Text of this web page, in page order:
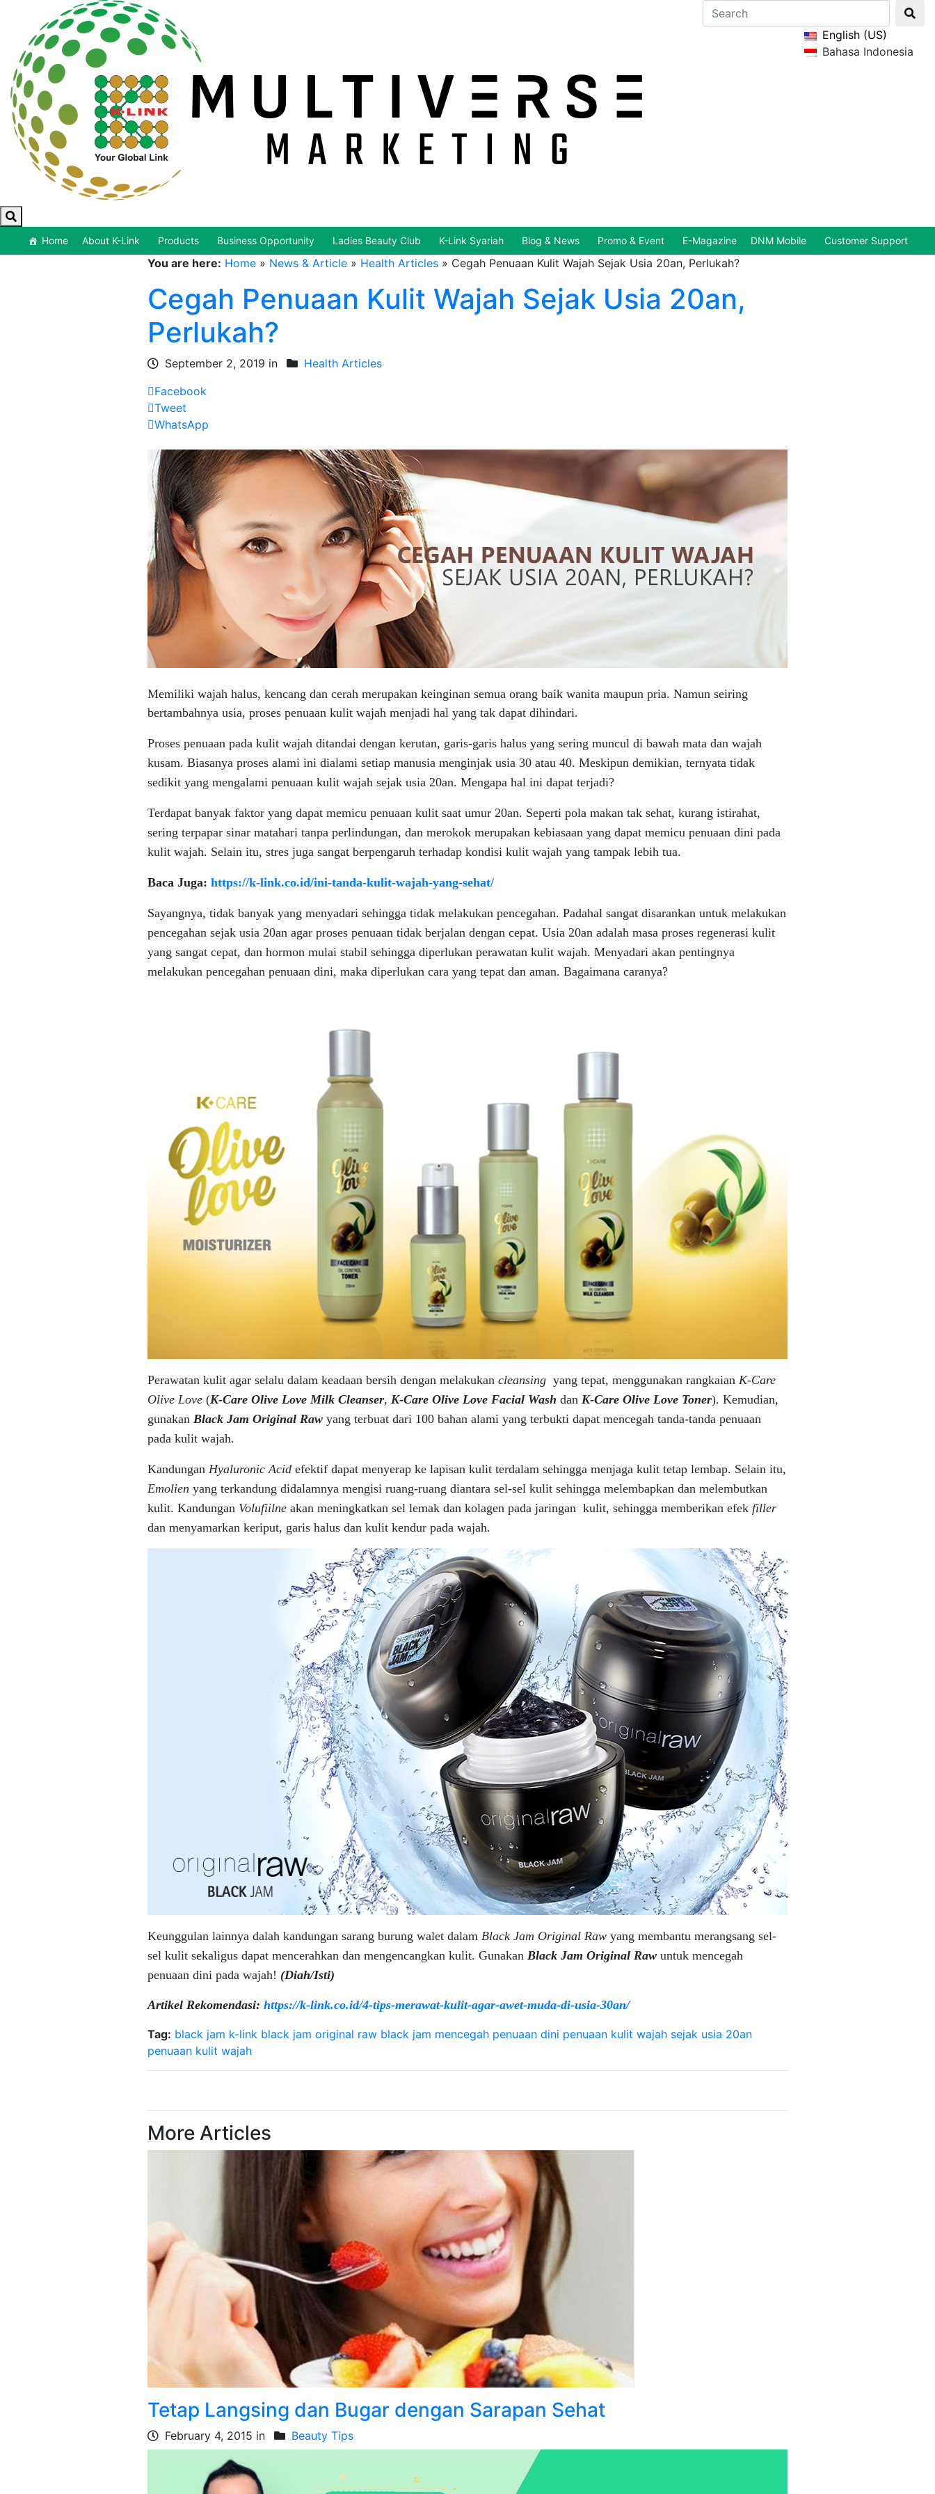
English (US)
Bahasa Indonesia
Home About K-Link Products Business Opportunity Ladies Beauty Club K-Link Syariah Blog & News Promo & Event E-Magazine DNM Mobile Customer Support
You are here: Home » News & Article » Health Articles » Cegah Penuaan Kulit Wajah Sejak Usia 20an, Perlukah?
Cegah Penuaan Kulit Wajah Sejak Usia 20an,
Perlukah?
September 2, 2019 in
Health Articles
Facebook
Tweet
WhatsApp
Memiliki wajah halus, kencang dan cerah merupakan keinginan semua orang baik wanita maupun pria. Namun seiring
bertambahnya usia, proses penuaan kulit wajah menjadi hal yang tak dapat dihindari.
Proses penuaan pada kulit wajah ditandai dengan kerutan, garis-garis halus yang sering muncul di bawah mata dan wajah
kusam. Biasanya proses alami ini dialami setiap manusia menginjak usia 30 atau 40. Meskipun demikian, ternyata tidak
sedikit yang mengalami penuaan kulit wajah sejak usia 20an. Mengapa hal ini dapat terjadi?
Terdapat banyak faktor yang dapat memicu penuaan kulit saat umur 20an. Seperti pola makan tak sehat, kurang istirahat,
sering terpapar sinar matahari tanpa perlindungan, dan merokok merupakan kebiasaan yang dapat memicu penuaan dini pada
kulit wajah. Selain itu, stres juga sangat berpengaruh terhadap kondisi kulit wajah yang tampak lebih tua.
Baca Juga: https://k-link.co.id/ini-tanda-kulit-wajah-yang-sehat/
Sayangnya, tidak banyak yang menyadari sehingga tidak melakukan pencegahan. Padahal sangat disarankan untuk melakukan
pencegahan sejak usia 20an agar proses penuaan tidak berjalan dengan cepat. Usia 20an adalah masa proses regenerasi kulit
yang sangat cepat, dan hormon mulai stabil sehingga diperlukan perawatan kulit wajah. Menyadari akan pentingnya
melakukan pencegahan penuaan dini, maka diperlukan cara yang tepat dan aman. Bagaimana caranya?
Perawatan kulit agar selalu dalam keadaan bersih dengan melakukan cleansing yang tepat, menggunakan rangkaian K-Care
Olive Love (K-Care Olive Love Milk Cleanser, K-Care Olive Love Facial Wash dan K-Care Olive Love Toner). Kemudian,
gunakan Black Jam Original Raw yang terbuat dari 100 bahan alami yang terbukti dapat mencegah tanda-tanda penuaan
pada kulit wajah.
Kandungan Hyaluronic Acid efektif dapat menyerap ke lapisan kulit terdalam sehingga menjaga kulit tetap lembap. Selain itu,
Emolien yang terkandung didalamnya mengisi ruang-ruang diantara sel-sel kulit sehingga melembapkan dan melembutkan
kulit. Kandungan Volufiilne akan meningkatkan sel lemak dan kolagen pada jaringan kulit, sehingga memberikan efek filler
dan menyamarkan keriput, garis halus dan kulit kendur pada wajah.
Keunggulan lainnya dalah kandungan sarang burung walet dalam Black Jam Original Raw yang membantu merangsang sel-
sel kulit sekaligus dapat mencerahkan dan mengencangkan kulit. Gunakan Black Jam Original Raw untuk mencegah
penuaan dini pada wajah! (Diah/Isti)
Artikel Rekomendasi: https://k-link.co.id/4-tips-merawat-kulit-agar-awet-muda-di-usia-30an/
Tag: black jam k-link black jam original raw black jam mencegah penuaan dini penuaan kulit wajah sejak usia 20an
penuaan kulit wajah
More Articles
Tetap Langsing dan Bugar dengan Sarapan Sehat
February 4, 2015 in Beauty Tips